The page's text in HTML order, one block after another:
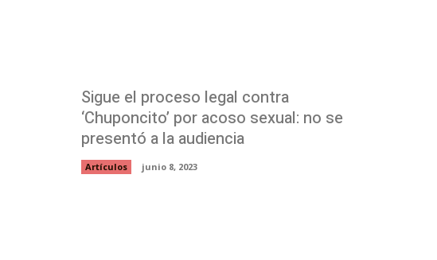
Sigue el proceso legal contra
‘Chuponcito’ por acoso sexual: no se
presentó a la audiencia
Artículos junio 8, 2023